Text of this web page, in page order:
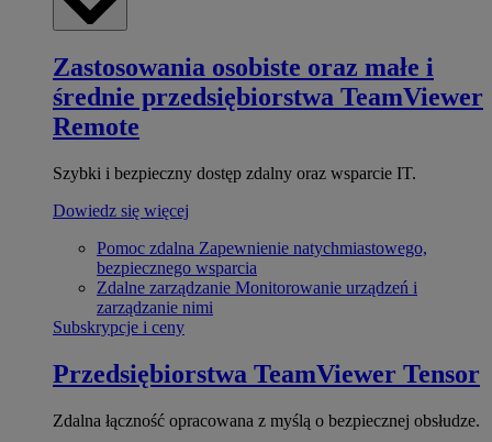
Zastosowania osobiste oraz małe i
średnie przedsiębiorstwa TeamViewer
Remote
Szybki i bezpieczny dostęp zdalny oraz wsparcie IT.
Dowiedz się więcej
Pomoc zdalna Zapewnienie natychmiastowego,
bezpiecznego wsparcia
Zdalne zarządzanie Monitorowanie urządzeń i
zarządzanie nimi
Subskrypcje i ceny
Przedsiębiorstwa TeamViewer Tensor
Zdalna łączność opracowana z myślą o bezpiecznej obsłudze.